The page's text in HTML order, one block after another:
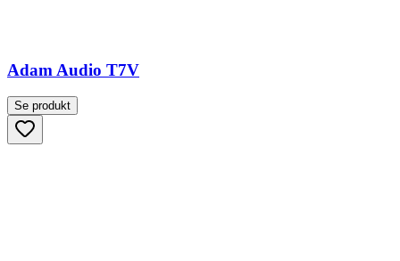
Adam Audio T7V
Se produkt